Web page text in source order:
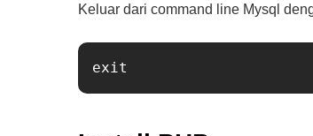
Keluar dari command line Mysql